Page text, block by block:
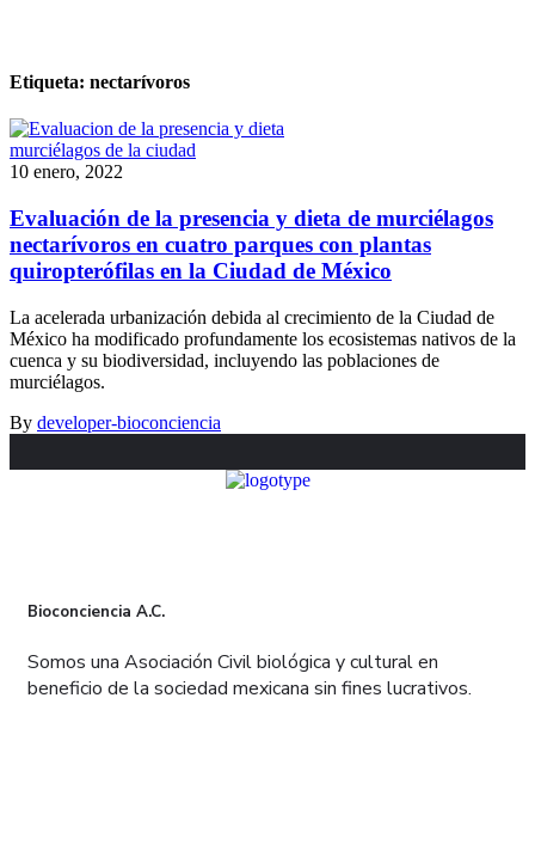
Etiqueta: nectarívoros
murciélagos de la ciudad
10 enero, 2022
Evaluación de la presencia y dieta de murciélagos
nectarívoros en cuatro parques con plantas
quiropterófilas en la Ciudad de México
La acelerada urbanización debida al crecimiento de la Ciudad de
México ha modificado profundamente los ecosistemas nativos de la
cuenca y su biodiversidad, incluyendo las poblaciones de
murciélagos.
By developer-bioconciencia
Bioconciencia A.C.
Somos una Asociación Civil biológica y cultural en
beneficio de la sociedad mexicana sin fines lucrativos.